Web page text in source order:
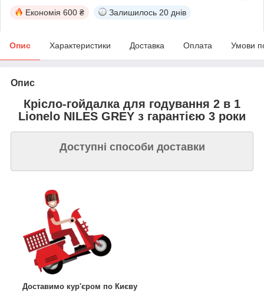
Економія 600 ₴ Залишилось 20 днів
Опис Характеристики Доставка Оплата Умови
Опис
Крісло-гойдалка для годування 2 в 1
Lionelo NILES GREY з гарантією 3 роки
Доступні способи доставки
Доставимо кур'єром по Києву